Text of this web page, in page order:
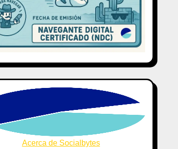
Acerca de Socialbytes